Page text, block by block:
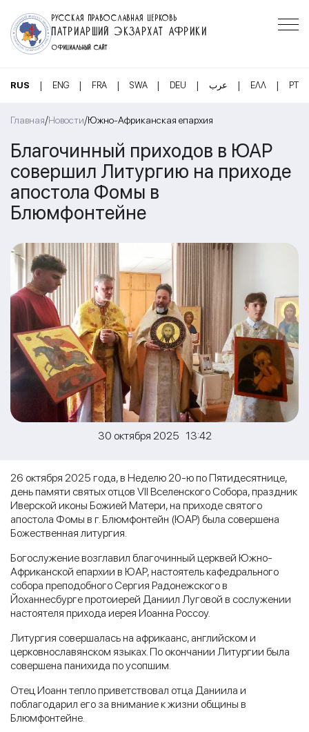
РУССКАЯ ПРАВОСЛАВНАЯ ЦЕРКОВЬ
ПАТРИАРШИЙ ЭКЗАРХАТ АФРИКИ
ОФИЦИАЛЬНЫЙ САЙТ
RUS | ENG | FRA | SWA | DEU | عرب | ΕΛΛ | PT
Главная/Новости/Южно-Африканская епархия
Благочинный приходов в ЮАР
совершил Литургию на приходе
апостола Фомы в
Блюмфонтейне
30 октября 2025 13:42
26 октября 2025 года, в Неделю 20-ю по Пятидесятнице,
день памяти святых отцов VII Вселенского Собора, праздник
Иверской иконы Божией Матери, на приходе святого
апостола Фомы в г. Блюмфонтейн (ЮАР) была совершена
Божественная литургия.
Богослужение возглавил благочинный церквей Южно-
Африканской епархии в ЮАР, настоятель кафедрального
собора преподобного Сергия Радонежского в
Йоханнесбурге протоиерей Даниил Луговой в сослужении
настоятеля прихода иерея Иоанна Россоу.
Литургия совершалась на африкаанс, английском и
церковнославянском языках. По окончании Литургии была
совершена панихида по усопшим.
Отец Иоанн тепло приветствовал отца Даниила и
поблагодарил его за внимание к жизни общины в
Блюмфонтейне.